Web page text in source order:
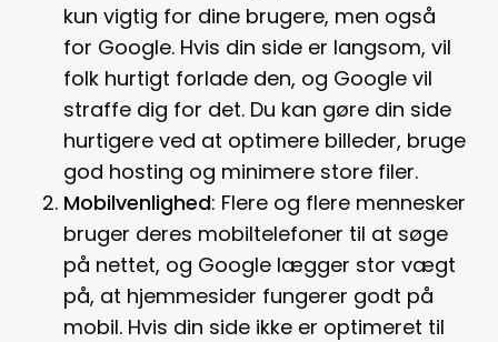
kun vigtig for dine brugere, men også
for Google. Hvis din side er langsom, vil
folk hurtigt forlade den, og Google vil
straffe dig for det. Du kan gøre din side
hurtigere ved at optimere billeder, bruge
god hosting og minimere store filer.
Mobilvenlighed: Flere og flere mennesker
bruger deres mobiltelefoner til at søge
på nettet, og Google lægger stor vægt
på, at hjemmesider fungerer godt på
mobil. Hvis din side ikke er optimeret til